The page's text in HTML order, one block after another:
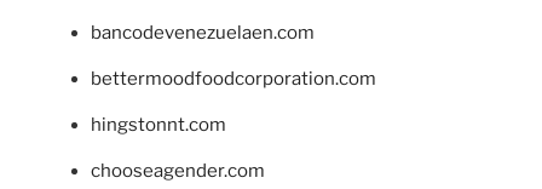
bancodevenezuelaen.com
bettermoodfoodcorporation.com
hingstonnt.com
chooseagender.com